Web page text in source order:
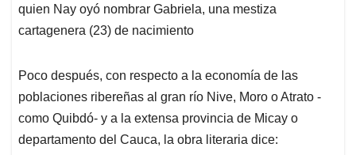
quien Nay oyó nombrar Gabriela, una mestiza
cartagenera (23) de nacimiento
Poco después, con respecto a la economía de las
poblaciones ribereñas al gran río Nive, Moro o Atrato -
como Quibdó- y a la extensa provincia de Micay o
departamento del Cauca, la obra literaria dice: